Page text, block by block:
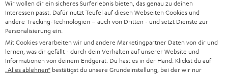
Wir wollen dir ein sicheres Surferlebnis bieten, das genau zu deinen
Interessen passt. Dafür nutzt Teufel auf diesen Webseiten Cookies und
andere Tracking-Technologien – auch von Dritten - und setzt Dienste zur
Personalisierung ein.
Mit Cookies verarbeiten wir und andere Marketingpartner Daten von dir und
lernen, was dir gefällt - durch dein Verhalten auf unserer Website und
Informationen von deinem Endgerät. Du hast es in der Hand: Klickst du auf
„Alles ablehnen“ bestätigst du unsere Grundeinstellung, bei der wir nur